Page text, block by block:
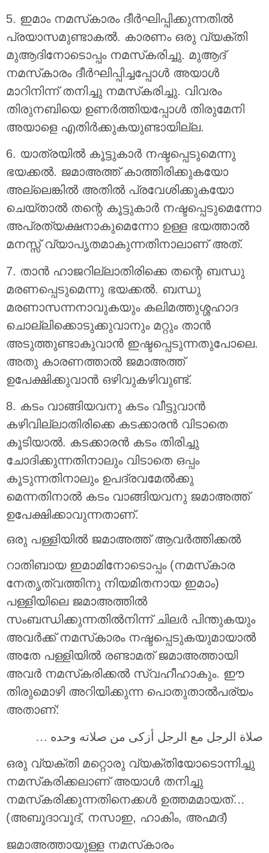
5. ഇമാം നമസ്‌കാരം ദീർഘിപ്പിക്കുന്നതിൽ
പ്രയാസമുണ്ടാകൽ. കാരണം ഒരു വ്യക്തി
മുആദിനോടൊപ്പം നമസ്‌കരിച്ചു. മുആദ്
നമസ്‌കാരം ദീർഘിപ്പിച്ചപ്പോൾ അയാൾ
മാറിനിന്ന് തനിച്ചു നമസ്‌കരിച്ചു. വിവരം
തിരുനബിയെ ഉണർത്തിയപ്പോൾ തിരുമേനി
അയാളെ എതിർക്കുകയുണ്ടായില്ല.
6. യാത്രയിൽ കൂട്ടുകാർ നഷ്ടപ്പെടുമെന്നു
ഭയക്കൽ. ജമാഅത്ത് കാത്തിരിക്കുകയോ
അല്ലെങ്കിൽ അതിൽ പ്രവേശിക്കുകയോ
ചെയ്താൽ തന്റെ കൂട്ടുകാർ നഷ്ടപ്പെടുമെന്നോ
അപ്രത്യക്ഷനാകുമെന്നോ ഉള്ള ഭയത്താൽ
മനസ്സ് വ്യാപൃതമാകുന്നതിനാലാണ് അത്.
7. താൻ ഹാജറില്ലാതിരിക്കെ തന്റെ ബന്ധു
മരണപ്പെടുമെന്നു ഭയക്കൽ. ബന്ധു
മരണാസന്നനാവുകയും കലിമത്തുശ്ശഹാദ
ചൊല്ലിക്കൊടുക്കുവാനും മറ്റും താൻ
അടുത്തുണ്ടാകുവാൻ ഇഷ്ടപ്പെടുന്നതുപോലെ.
അതു കാരണത്താൽ ജമാഅത്ത്
ഉപേക്ഷിക്കുവാൻ ഒഴിവുകഴിവുണ്ട്.
8. കടം വാങ്ങിയവനു കടം വീട്ടുവാൻ
കഴിവില്ലാതിരിക്കെ കടക്കാരൻ വിടാതെ
കൂടിയാൽ. കടക്കാരൻ കടം തിരിച്ചു
ചോദിക്കുന്നതിനാലും വിടാതെ ഒപ്പം
കൂടുന്നതിനാലും ഉപദ്രവമേൽക്കു
മെന്നതിനാൽ കടം വാങ്ങിയവനു ജമാഅത്ത്
ഉപേക്ഷിക്കാവുന്നതാണ്.
ഒരു പള്ളിയിൽ ജമാഅത്ത് ആവർത്തിക്കൽ
റാതിബായ ഇമാമിനോടൊപ്പം (നമസ്‌കാര
നേതൃത്വത്തിനു നിയമിതനായ ഇമാം)
പള്ളിയിലെ ജമാഅത്തിൽ
സംബന്ധിക്കുന്നതിൽനിന്ന് ചിലർ പിന്തുകയും
അവർക്ക് നമസ്‌കാരം നഷ്ടപ്പെടുകയുമായാൽ
അതേ പള്ളിയിൽ രണ്ടാമത് ജമാഅത്തായി
അവർ നമസ്‌കരിക്കൽ സ്വഹീഹാകും. ഈ
തിരുമൊഴി അറിയിക്കുന്ന പൊതുതാൽപര്യം
അതാണ്:
صلاة الرجل مع الرجل أزكى من صلاته وحده …
ഒരു വ്യക്തി മറ്റൊരു വ്യക്തിയോടൊന്നിച്ചു
നമസ്‌കരിക്കലാണ് അയാൾ തനിച്ചു
നമസ്‌കരിക്കുന്നതിനെക്കൾ ഉത്തമമായത്…
(അബൂദാവൂദ്, നസാഇ, ഹാകിം, അഹ്മദ്)
ജമാഅത്തായുള്ള നമസ്‌കാരം